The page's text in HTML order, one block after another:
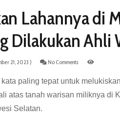
Lahannya di
Dilakukan Ahli
21, 2023 ) No Comments
paling tepat untuk
atas tanah warisan miliknya di
Selatan.